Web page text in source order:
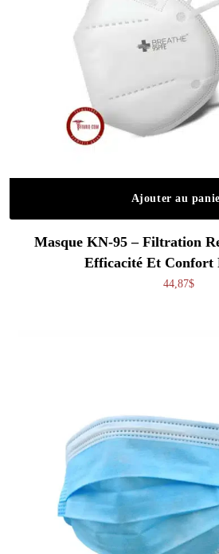
Ajouter au
Masque KN-95 – Filtration
Efficacité Et Confort
44,87$